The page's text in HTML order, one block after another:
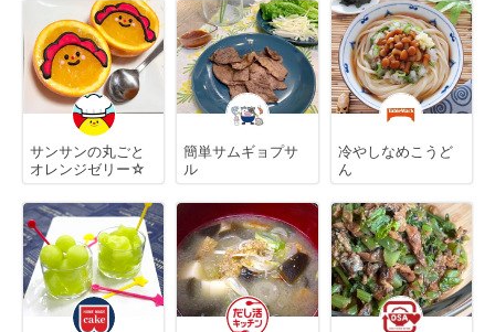
サンサンの丸ごと
オレンジゼリー☆
簡単サムギョプサ
ル
冷やしなめこうど
ん